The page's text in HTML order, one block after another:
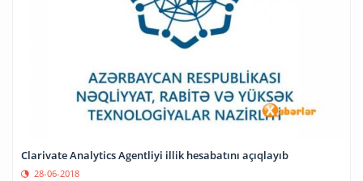
Clarivate Analytics Agentliyi illik hesabatını açıqlayıb
28-06-2018